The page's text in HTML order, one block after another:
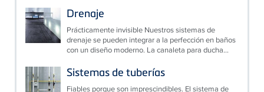
Drenaje
Prácticamente invisible Nuestros sistemas de
drenaje se pueden integrar a la perfección en baños
con un diseño moderno. La canaleta para ducha...
Sistemas de tuberías
Fiables porque son imprescindibles. El sistema de